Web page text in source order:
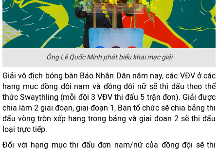
Ông Lê Quốc Minh phát biểu khai mạc giải
Giải vô địch bóng bàn Báo Nhân Dân năm nay, các VĐV ở các
hạng mục đồng đội nam và đồng đội nữ sẽ thi đấu theo thể
thức Swaythling (mỗi đội 3 VĐV thi đấu 5 trận đơn). Giải được
chia làm 2 giai đoạn, giai đoạn 1, Ban tổ chức sẽ chia bảng thi
đấu vòng tròn xếp hạng trong bảng và giai đoạn 2 sẽ thi đấu
loại trực tiếp.
Đối với hạng mục thi đấu đơn nam/nữ của đồng đội sẽ thi